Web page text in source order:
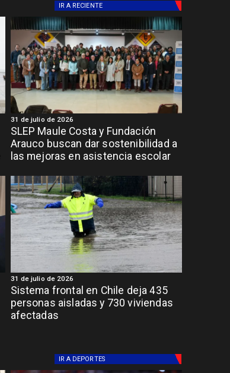
IR A RECIENTE
SLEP Maule Costa y Fundación
Arauco buscan dar sostenibilidad a
las mejoras en asistencia escolar
31 de julio de 2026
Sistema frontal en Chile deja 435
personas aisladas y 730 viviendas
afectadas
31 de julio de 2026
IR A DEPORTES